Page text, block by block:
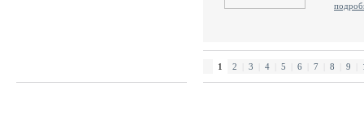
1 2 3 4 5 6 7 8 9